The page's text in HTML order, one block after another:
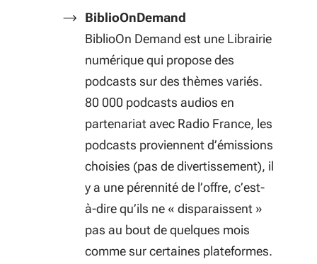
BiblioOnDemand
BiblioOn Demand est une Librairie
numérique qui propose des
podcasts sur des thèmes variés.
80 000 podcasts audios en
partenariat avec Radio France, les
podcasts proviennent d’émissions
choisies (pas de divertissement), il
y a une pérennité de l’offre, c’est-
à-dire qu’ils ne « disparaissent »
pas au bout de quelques mois
comme sur certaines plateformes.